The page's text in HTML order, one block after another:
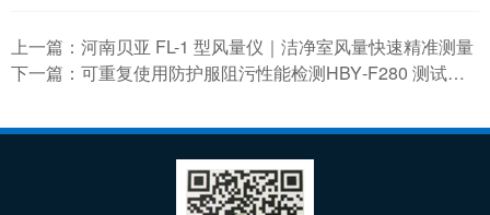
上一篇： 河南贝亚 FL-1 型风量仪｜洁净室风量快速精准测量
下一篇： 可重复使用防护服阻污性能检测HBY‑F280 测试仪技术指南